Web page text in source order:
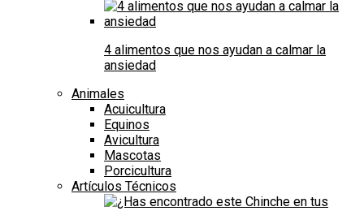
4 alimentos que nos ayudan a calmar la
ansiedad
Animales
Acuicultura
Equinos
Avicultura
Mascotas
Porcicultura
Artículos Técnicos